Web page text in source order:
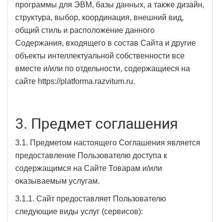
программы для ЭВМ, базы данных, а также дизайн,
структура, выбор, координация, внешний вид,
общий стиль и расположение данного
Содержания, входящего в состав Сайта и другие
объекты интеллектуальной собственности все
вместе и/или по отдельности, содержащиеся на
сайте https://platforma.razvitum.ru.
3. Предмет соглашения
3.1. Предметом настоящего Соглашения является
предоставление Пользователю доступа к
содержащимся на Сайте Товарам и/или
оказываемым услугам.
3.1.1. Сайт предоставляет Пользователю
следующие виды услуг (сервисов):